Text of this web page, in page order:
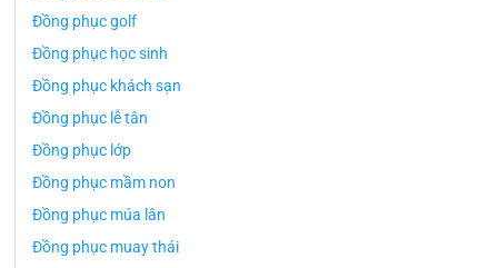
Đồng phục golf
Đồng phục học sinh
Đồng phục khách sạn
Đồng phục lễ tân
Đồng phục lớp
Đồng phục mầm non
Đồng phục múa lân
Đồng phục muay thái